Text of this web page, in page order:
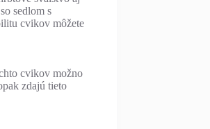
sedlom s
cvikov môžete
cvikov možno
zdajú tieto